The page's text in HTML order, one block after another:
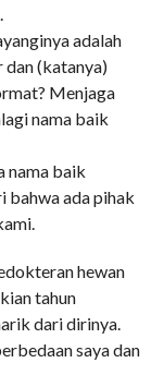
adalah
dan (katanya)
Menjaga
nama baik
nama baik
bahwa ada pihak
hewan
tahun
dari dirinya.
saya dan